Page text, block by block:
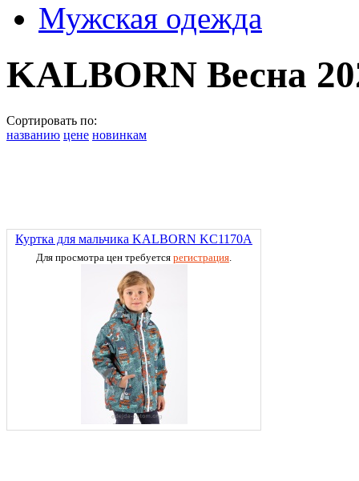
Мужская одежда
KALBORN Весна
Сортировать по:
названию цене новинкам
Куртка для мальчика KALBORN KC1170A
Для просмотра цен требуется регистрация